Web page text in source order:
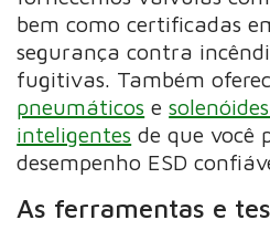
bem como certificadas
segurança contra
fugitivas. Também
pneumáticos e
inteligentes de que você
desempenho ESD
As ferramentas e